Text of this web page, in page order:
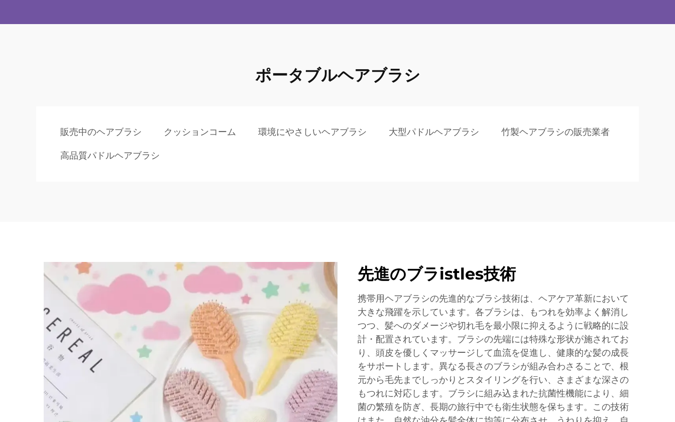
ポータブルヘアブラシ
販売中のヘアブラシ クッションコーム 環境にやさしいヘアブラシ 大型パドルヘアブラシ 竹製ヘアブラシの販売業者
高品質パドルヘアブラシ
先進のブラistles技術
携帯用ヘアブラシの先進的なブラシ技術は、ヘアケア革新において
大きな飛躍を示しています。各ブラシは、もつれを効率よく解消し
つつ、髪へのダメージや切れ毛を最小限に抑えるように戦略的に設
計・配置されています。ブラシの先端には特殊な形状が施されてお
り、頭皮を優しくマッサージして血流を促進し、健康的な髪の成長
をサポートします。異なる長さのブラシが組み合わさることで、根
元から毛先までしっかりとスタイリングを行い、さまざまな深さの
もつれに対応します。ブラシに組み込まれた抗菌性機能により、細
菌の繁殖を防ぎ、長期の旅行中でも衛生状態を保ちます。この技術